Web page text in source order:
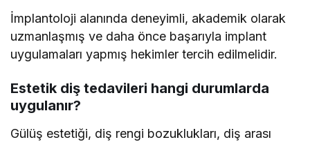
İmplantoloji alanında deneyimli, akademik olarak
uzmanlaşmış ve daha önce başarıyla implant
uygulamaları yapmış hekimler tercih edilmelidir.
Estetik diş tedavileri hangi durumlarda
uygulanır?
Gülüş estetiği, diş rengi bozuklukları, diş arası